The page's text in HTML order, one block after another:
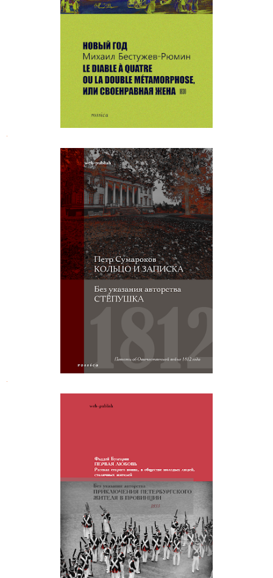
Михаил Бестужев-Рюмин.
Избранные произведения
Панкратий Сумароков. Рассудок и
страсть
Фаддей Булгарин. Первая любовь